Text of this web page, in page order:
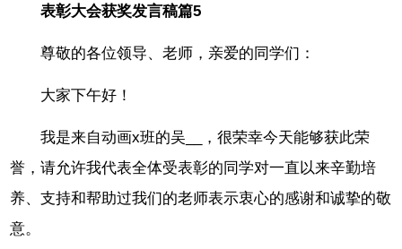
表彰大会获奖发言稿篇5
尊敬的各位领导、老师，亲爱的同学们：
大家下午好！
我是来自动画x班的吴__，很荣幸今天能够获此荣
誉，请允许我代表全体受表彰的同学对一直以来辛勤培
养、支持和帮助过我们的老师表示衷心的感谢和诚挚的敬
意。